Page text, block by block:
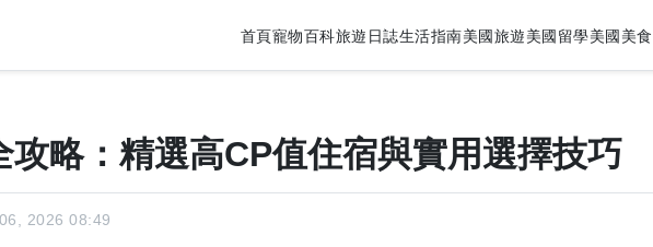
首頁寵物百科旅遊日誌生活指南美國旅遊美國留學美國美食
攻略：精選高CP值住宿與實用選擇技巧
2026 08:49